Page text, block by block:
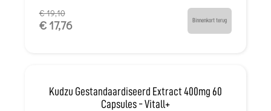
€ 19,10
€ 17,76 Binnenkort terug
Kudzu Gestandaardiseerd Extract 400mg 60
Capsules - Vitall+